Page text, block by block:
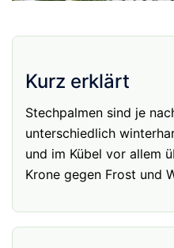
Kurz erklärt
Stechpalmen sind je
unterschiedlich
und im Kübel vor allem
Krone gegen Frost und